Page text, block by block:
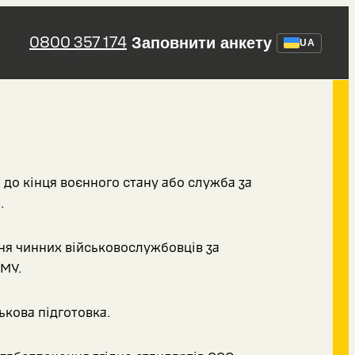
0800 357 174 Заповнити анкету UA
до кінця воєнного стану або служба за
чинних військовослужбовців за
підготовка.